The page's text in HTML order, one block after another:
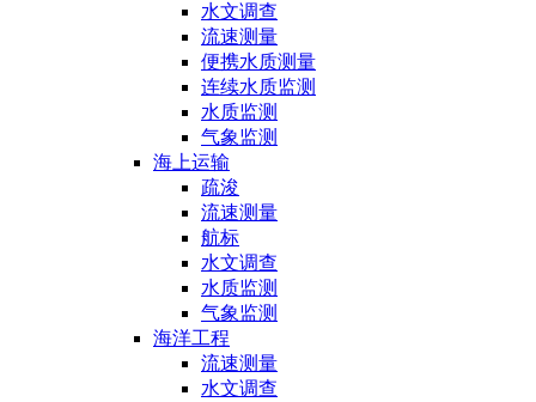
水文调查
流速测量
便携水质测量
连续水质监测
水质监测
气象监测
海上运输
疏浚
流速测量
航标
水文调查
水质监测
气象监测
海洋工程
流速测量
水文调查